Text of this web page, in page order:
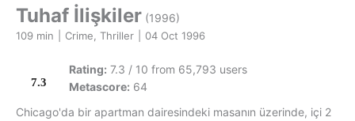
Tuhaf İlişkiler (1996)
109 min Crime, Thriller 04 Oct 1996
7.3
Rating: 7.3 / 10 from 65,793 users
Metascore: 64
Chicago'da bir apartman dairesindeki masanın üzerinde, içi 2